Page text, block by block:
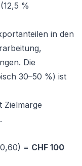
%
in den
Die
30–50 %) ist
Zielmarge
= CHF 100